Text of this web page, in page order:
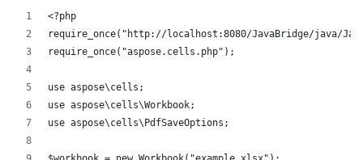
<?php
require_once("http://localhost:8080/JavaBridge/java/
require_once("aspose.cells.php");
use aspose\cells;
use aspose\cells\Workbook;
use aspose\cells\PdfSaveOptions;